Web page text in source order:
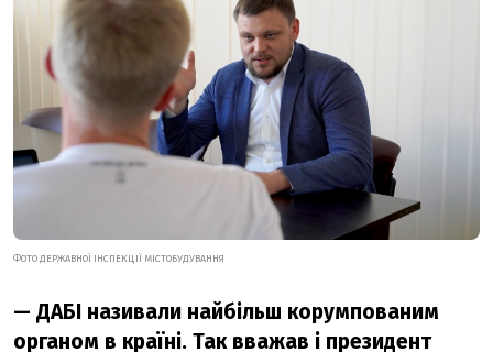
ФОТО ДЕРЖАВНОЇ ІНСПЕКЦІЇ МІСТОБУДУВАННЯ
— ДАБІ називали найбільш корумпованим
органом в країні. Так вважав і президент